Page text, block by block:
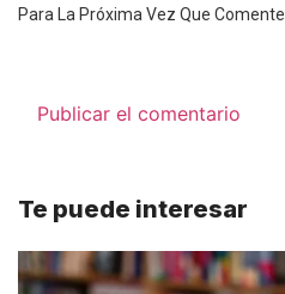
Para La Próxima Vez Que Comente.
Te puede interesar